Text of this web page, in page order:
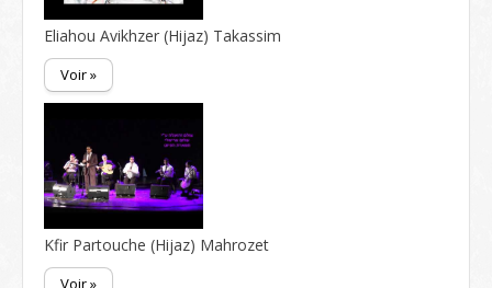
Eliahou Avikhzer (Hijaz) Takassim
Voir »
Kfir Partouche (Hijaz) Mahrozet
Voir »